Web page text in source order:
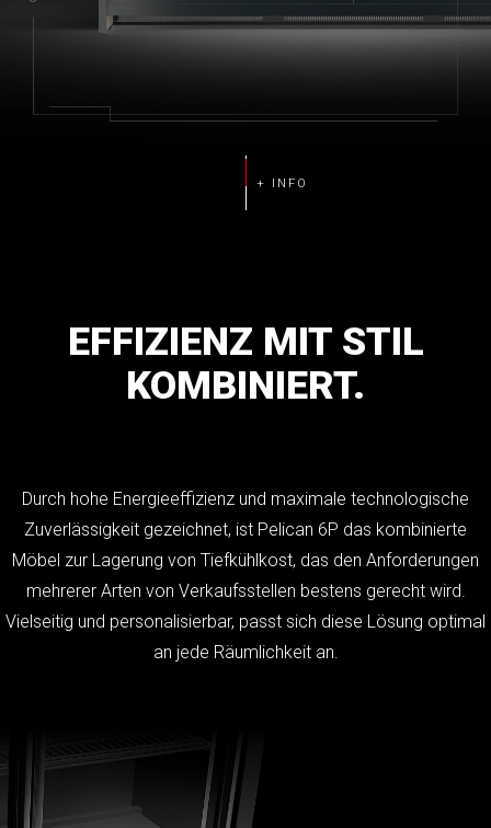
EFFIZIENZ MIT STIL
KOMBINIERT.
Durch hohe Energieeffizienz und maximale technologische
Zuverlässigkeit gezeichnet, ist Pelican 6P das kombinierte
Möbel zur Lagerung von Tiefkühlkost, das den Anforderungen
mehrerer Arten von Verkaufsstellen bestens gerecht wird.
Vielseitig und personalisierbar, passt sich diese Lösung optimal
an jede Räumlichkeit an.
Reduzierter Verbrauch